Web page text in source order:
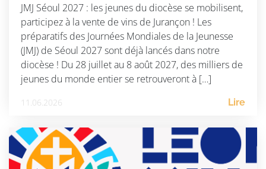
JMJ Séoul 2027 : les jeunes du diocèse se mobilisent,
participez à la vente de vins de Jurançon ! Les
préparatifs des Journées Mondiales de la Jeunesse
(JMJ) de Séoul 2027 sont déjà lancés dans notre
diocèse ! Du 28 juillet au 8 août 2027, des milliers de
jeunes du monde entier se retrouveront à […]
11.06.2026 Lire